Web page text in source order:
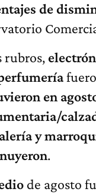
de
rubros,
en
y
.
de agosto